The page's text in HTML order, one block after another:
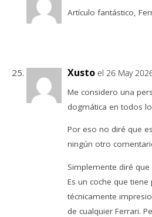
Artículo fantástico,
Xusto el 26 May
Me considero una
dogmática en todos
Por eso no diré que
ningún otro
Simplemente diré
Es un coche que tiene
técnicamente
de cualquier Ferrari.